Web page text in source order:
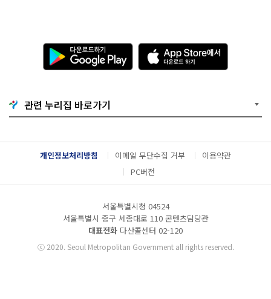
다
운
로
기
G
o
g
l
e
A
p
p
e
서
다
운
관련 누리집 바로가기
개인정보처리방침 이메일 무단수집 거부
이용약관
PC버전
서울특별시청 04524
서울특별시 중구 세종대로 110 콘텐츠담당관
대표전화 다산콜센터 02-120
ⓒ2020. Seoul Metropolitan Government all rights reserved.